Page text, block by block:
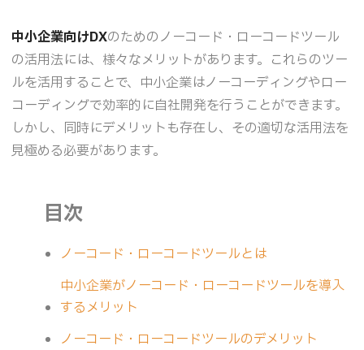
中小企業向けDXのためのノーコード・ローコードツール
の活用法には、様々なメリットがあります。これらのツー
ルを活用することで、中小企業はノーコーディングやロー
コーディングで効率的に自社開発を行うことができます。
しかし、同時にデメリットも存在し、その適切な活用法を
見極める必要があります。
目次
ノーコード・ローコードツールとは
中小企業がノーコード・ローコードツールを導入
するメリット
ノーコード・ローコードツールのデメリット